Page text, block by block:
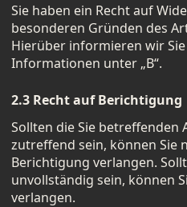
Sie haben ein Recht auf
besonderen Gründen des
Hierüber informieren wir
Informationen unter „B“.
2.3 Recht auf Berichtigung
Sollten die Sie betreffenden
zutreffend sein, können Sie
Berichtigung verlangen.
unvollständig sein, können
verlangen.